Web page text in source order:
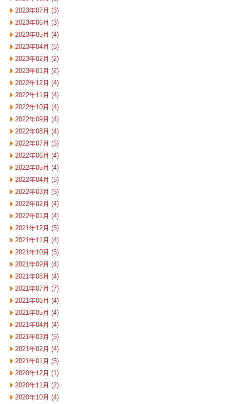
2023年07月 (3)
2023年06月 (3)
2023年05月 (4)
2023年04月 (5)
2023年02月 (2)
2023年01月 (2)
2022年12月 (4)
2022年11月 (4)
2022年10月 (4)
2022年09月 (4)
2022年08月 (4)
2022年07月 (5)
2022年06月 (4)
2022年05月 (4)
2022年04月 (5)
2022年03月 (5)
2022年02月 (4)
2022年01月 (4)
2021年12月 (5)
2021年11月 (4)
2021年10月 (5)
2021年09月 (4)
2021年08月 (4)
2021年07月 (7)
2021年06月 (4)
2021年05月 (4)
2021年04月 (4)
2021年03月 (5)
2021年02月 (4)
2021年01月 (5)
2020年12月 (1)
2020年11月 (2)
2020年10月 (4)